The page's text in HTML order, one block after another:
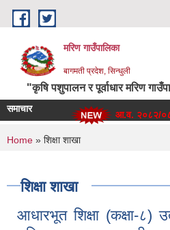
Skip to main content
मरिण गाउँपालिका
बागमती प्रदेश, सिन्धुली
"कृषि पशुपालन र पूर्वाधार मरिण
समाचार
आ.व. २०८२/०८३
You are here
Home » शिक्षा शाखा
शिक्षा शाखा
आधारभूत शिक्षा (कक्षा-८)